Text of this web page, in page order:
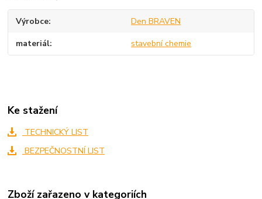
Výrobce Den BRAVEN
materiál stavební chemie
Ke stažení
TECHNICKÝ LIST
BEZPEČNOSTNÍ LIST
Zboží zařazeno v kategoriích